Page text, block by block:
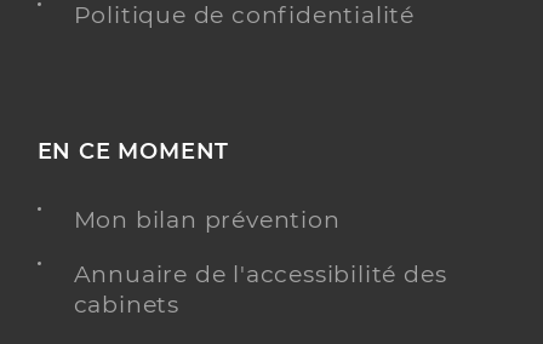
Politique de confidentialité
EN CE MOMENT
Mon bilan prévention
Annuaire de l'accessibilité des
cabinets